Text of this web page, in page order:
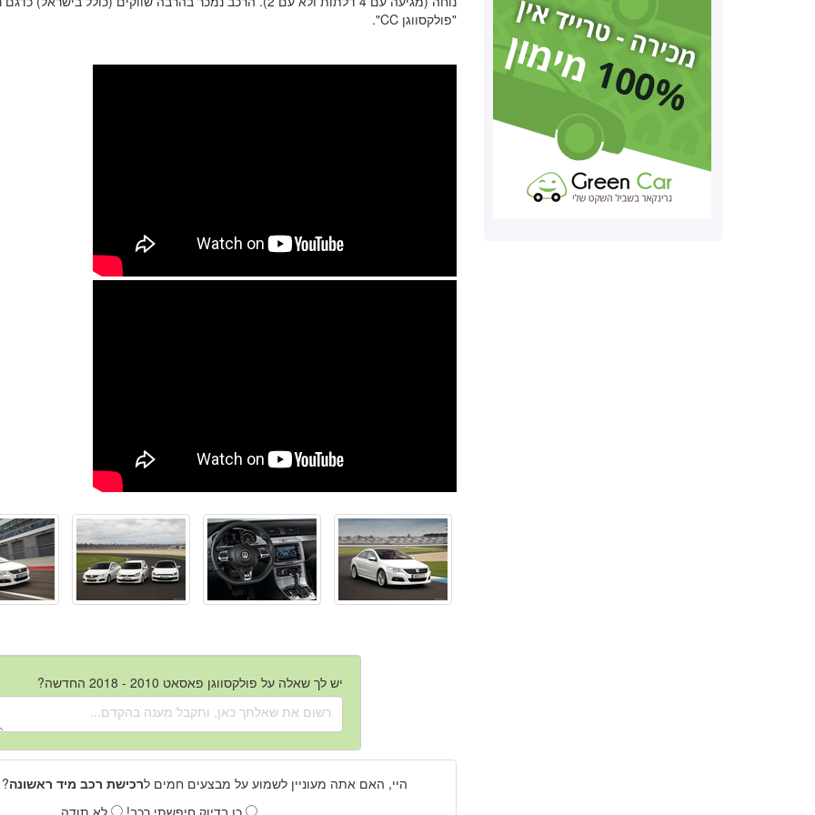
"פולקסווגן CC".
יש לך שאלה על פולקסווגן פאסאט 2010 - 2018 החדשה?
היי, האם אתה מעוניין לשמוע על מבצעים חמים לרכישת רכב מיד ראשונה
כן בדיוק חיפשתי רכב!
לא תודה